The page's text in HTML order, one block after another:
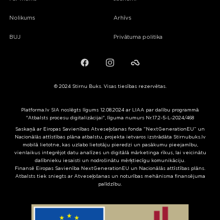
Nolikums
BUJ
Arhīvs
Privātuma politika
FacebookInstagramFailiem.lv
© 2024 Stirnu Buks. Visas tiesības rezervētas.
Platforma.lv SIA noslēgts līgums 12.08.2024 ar LIAA par dalību programmā
"Atbalsts procesu digitalizācijai", līguma numurs Nr.17.2-5-L-2024/468
Saskaņā ar Eiropas Savienības Atveseļošanas fonda “NextGenerationEU” un
Nacionālās attīstības plāna atbalstu, projekta ietvaros izstrādāta Stirnubuks.lv
mobilā lietotne, kas uzlabo lietotāju pieredzi un pasākumu pieejamību,
vienlaikus integrējot datu analīzes un digitālā mārketinga rīkus, lai veicinātu
dalībnieku iesaisti un nodrošinātu mērķtiecīgu komunikāciju.
Finansē Eiropas Savienība NextGenerationEU un Nacionālās attīstības plāns.
Atbalsts tiek sniegts ar Atveseļošanas un noturības mehānisma finansējuma
palīdzību.